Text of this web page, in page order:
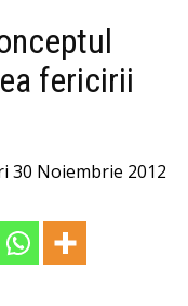
fericirii
30 Noiembrie 2012